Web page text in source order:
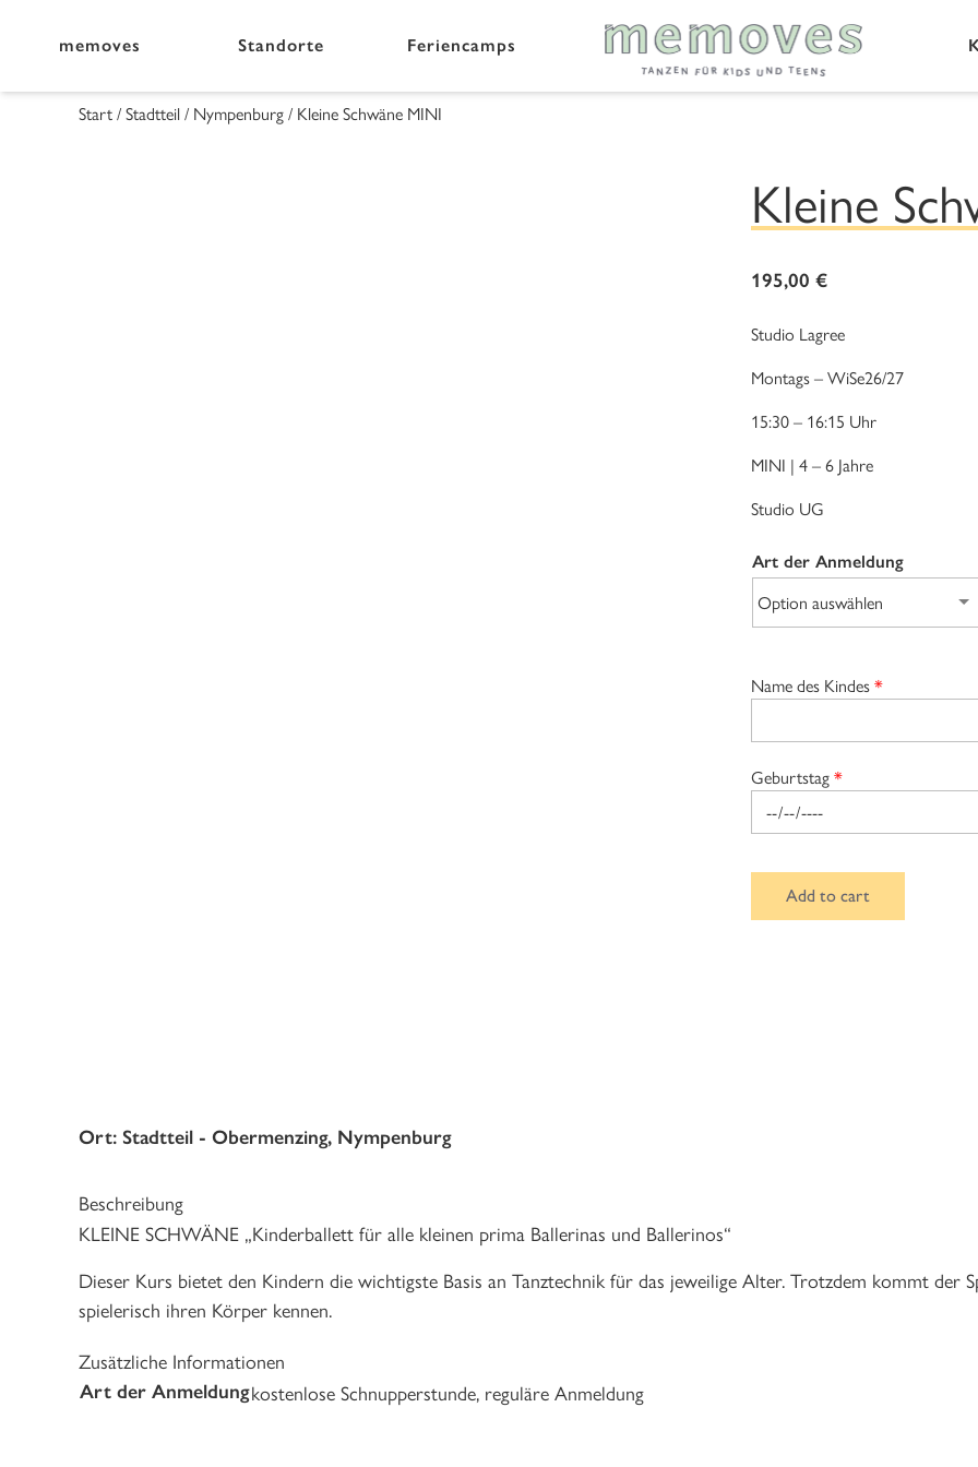
memoves Standorte Feriencamps
Start/Stadtteil/ Nympenburg/ Kleine Schwäne MINI
Kleine
195,00 €
Studio Lagree
Montags – WiSe26/27
15:30 – 16:15 Uhr
MINI | 4 – 6 Jahre
Studio UG
Art der Anmeldung
Name des Kindes*
Geburtstag*
Add to cart
Ort: Stadtteil - Obermenzing, Nympenburg
Beschreibung
KLEINE SCHWÄNE „Kinderballett für alle kleinen prima Ballerinas und Ballerinos“
Dieser Kurs bietet den Kindern die wichtigste Basis an Tanztechnik für das jeweilige Alter. Trotzdem kommt der
spielerisch ihren Körper kennen.
Zusätzliche Informationen
Art der Anmeldungkostenlose Schnupperstunde, reguläre Anmeldung